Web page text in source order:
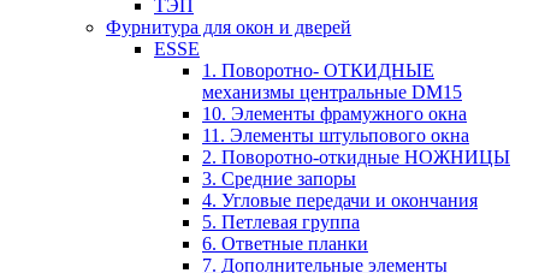
ТЭП
Фурнитура для окон и дверей
ESSE
1. Поворотно- ОТКИДНЫЕ
механизмы центральные DM15
10. Элементы фрамужного окна
11. Элементы штульпового окна
2. Поворотно-откидные НОЖНИЦЫ
3. Средние запоры
4. Угловые передачи и окончания
5. Петлевая группа
6. Ответные планки
7. Дополнительные элементы